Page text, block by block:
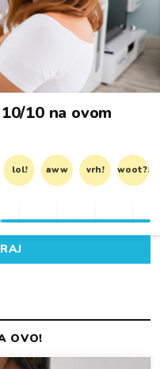
10 na ovom
lol! aww vrh! woot?!